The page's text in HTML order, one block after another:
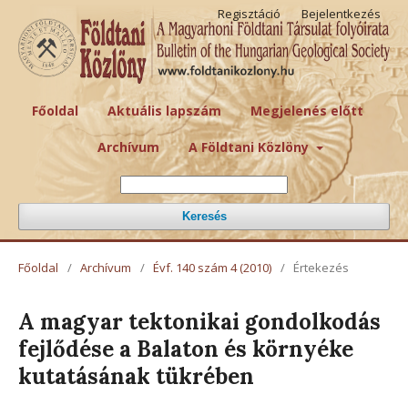
Főoldal Aktuális lapszám Megjelenés előtt
Archívum A Földtani Közlöny
Keresés
Regisztáció Bejelentkezés
Főoldal / Archívum / Évf. 140 szám 4 (2010) / Értekezés
A magyar tektonikai gondolkodás
fejlődése a Balaton és környéke
kutatásának tükrében